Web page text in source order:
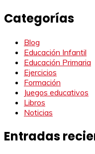
Categorías
Blog
Educación Infantil
Educación Primaria
Ejercicios
Formación
Juegos educativos
Libros
Noticias
Entradas